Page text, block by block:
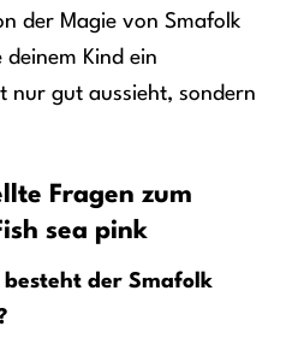
der Magie von Smafolk
Kind ein
nur gut aussieht, sondern
Fragen zum
sea pink
der Smafolk